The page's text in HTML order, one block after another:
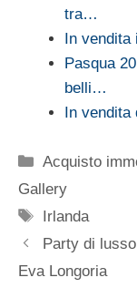
tra…
In
Pasqua
belli…
In
Categorie
Acquisto
Gallery
Tag
Irlanda
Party di
Eva Longoria